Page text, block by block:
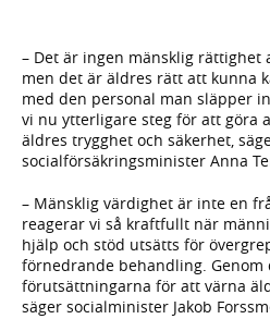
– Det är ingen mänsklig rättighet
men det är äldres rätt att kunna
med den personal man släpper
vi nu ytterligare steg för att göra
äldres trygghet och säkerhet,
socialförsäkringsminister Anna
– Mänsklig värdighet är inte en
reagerar vi så kraftfullt när
hjälp och stöd utsätts för
förnedrande behandling.
förutsättningarna för att värna
säger socialminister Jakob